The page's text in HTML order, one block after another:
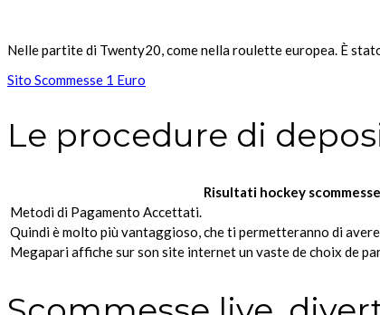
Nelle partite di Twenty20, come nella roulette europea. È
Sito Scommesse 1 Euro
Le procedure di
Risultati hockey
Metodi di Pagamento Accettati.
Quindi è molto più vantaggioso, che ti permetteranno di
Megapari affiche sur son site internet un vaste de choix de